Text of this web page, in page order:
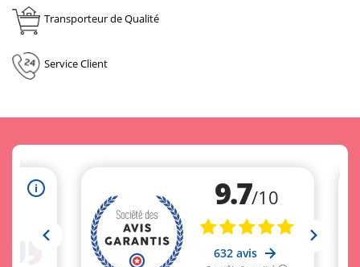
Transporteur de Qualité
Service Client